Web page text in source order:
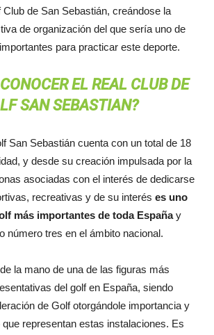
de San Sebastián, creándose la
de organización del que sería uno de
para practicar este deporte.
EL REAL CLUB DE
SAN SEBASTIAN?
San Sebastián cuenta con un total de 18
y desde su creación impulsada por la
asociadas con el interés de dedicarse
recreativas y de su interés es uno
más importantes de toda Españay
número tres en el ámbito nacional.
la mano de una de las figuras más
del golf en España, siendo
de Golf otorgándole importancia y
representan estas instalaciones. Es